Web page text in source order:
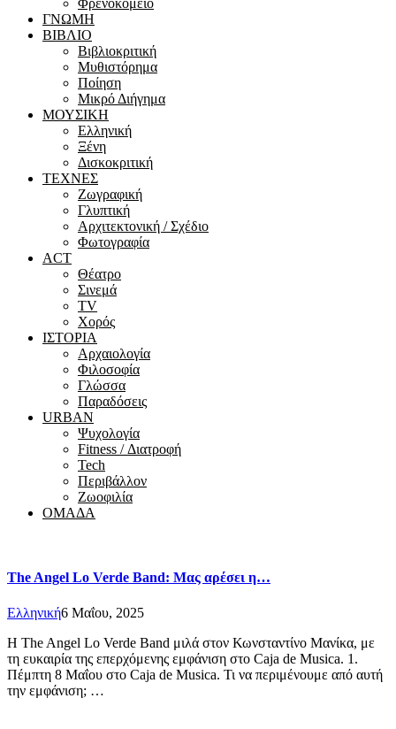
Φρενοκομείο
ΓΝΩΜΗ
ΒΙΒΛΙΟ
Βιβλιοκριτική
Μυθιστόρημα
Ποίηση
Μικρό Διήγημα
ΜΟΥΣΙΚΗ
Ελληνική
Ξένη
Δισκοκριτική
ΤΕΧΝΕΣ
Ζωγραφική
Γλυπτική
Αρχιτεκτονική / Σχέδιο
Φωτογραφία
ACT
Θέατρο
Σινεμά
ΤV
Χορός
ΙΣΤΟΡΙΑ
Αρχαιολογία
Φιλοσοφία
Γλώσσα
Παραδόσεις
URBAN
Ψυχολογία
Fitness / Διατροφή
Tech
Περιβάλλον
Ζωοφιλία
ΟΜΑΔΑ
The Angel Lo Verde Band: Μας αρέσει η…
Ελληνική6 Μαΐου, 2025
Η The Angel Lo Verde Band μιλά στον Κωνσταντίνο Μανίκα, με
τη ευκαιρία της επερχόμενης εμφάνιση στο Caja de Musica. 1.
Πέμπτη 8 Μαΐου στο Caja de Musica. Τι να περιμένουμε από αυτή
την εμφάνιση; …